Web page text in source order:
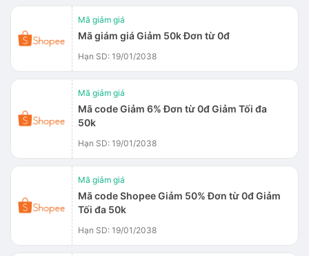
Mã giảm giá
Mã giám giá Giảm 50k Đơn từ 0đ
Hạn SD: 19/01/2038
Mã giảm giá
Mã code Giảm 6% Đơn từ 0đ Giảm Tối đa
50k
Hạn SD: 19/01/2038
Mã giảm giá
Mã code Shopee Giảm 50% Đơn từ 0đ Giảm
Tối đa 50k
Hạn SD: 19/01/2038